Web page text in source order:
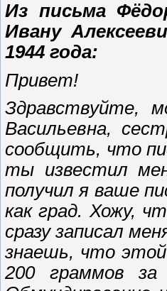
Из письма
Ивану
1944 года:
Привет!
Здравствуйте,
Васильевна,
сообщить, что
ты известил
получил я ваше
как град. Хожу,
сразу записал
знаешь, что
200 граммов